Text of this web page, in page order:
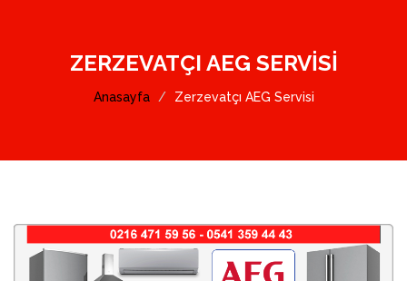
ZERZEVATÇI AEG SERVISI
Anasayfa Zerzevatçı AEG Servisi